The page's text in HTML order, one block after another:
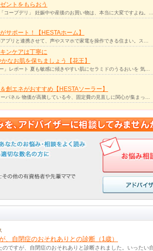
ントをもらおう
コープデリ」 妊娠中や産後のお買い物は、本当に大変ですよね。…
サポート！【HESTAホーム】
プリと連携させて、声やスマホで家電を操作できる住まい。ス…
ンケアは丁寧に
なお肌を保ちましょう【花王】
」レポート 夏も敏感に傾きやすい肌にセラミドのうるおいを 気…
創エネがおすすめ【HESTAソーラー】
パネル 物価が高騰している今、固定費の見直しに関心が集まっ…
、自閉症のおそれありとの診断（1歳）
ですが、自閉症のおそれありと診断されました。いったい